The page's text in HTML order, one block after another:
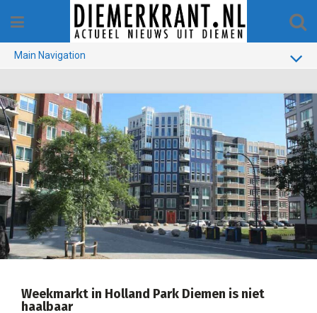
content
Main Navigation
GEMEENTE
1970-1990
VERKIEZINGEN
COLOFON
Weekmarkt in Holland Park Diemen is niet
haalbaar